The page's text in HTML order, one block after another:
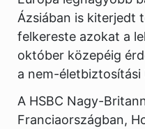
Ázsiában is kiterjedt
felkereste azokat a
október közepéig
a nem-
A HSBC Nagy-
Franciaországban,